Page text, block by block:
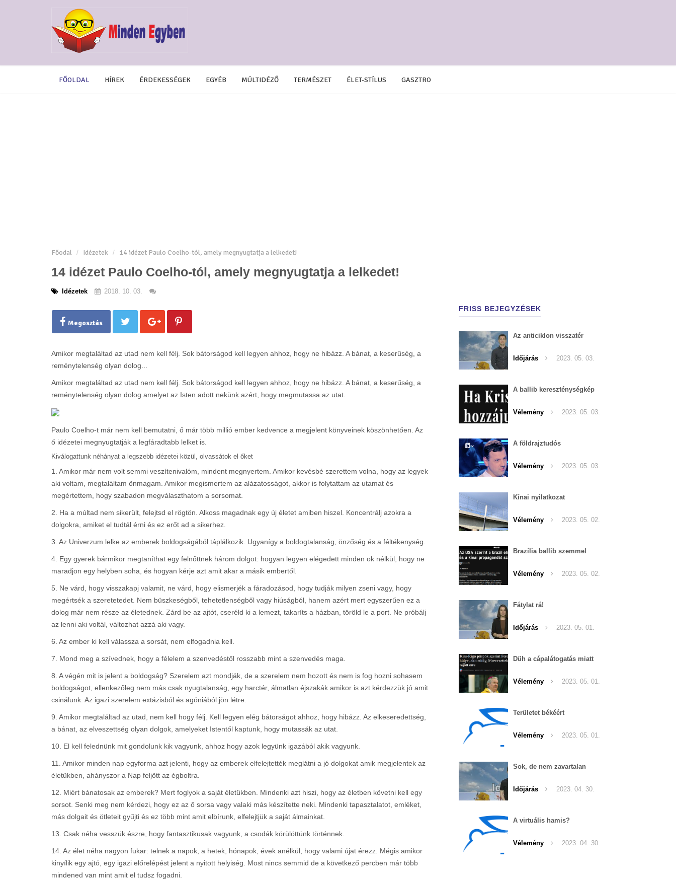
FŐOLDAL HÍREK ÉRDEKESSÉGEK EGYÉB MÚLTIDÉZŐ TERMÉSZET ÉLET-STÍLUS GASZTRO
Főodal Idézetek 14 idézet Paulo Coelho-tól, amely megnyugtatja a lelkedet!
14 idézet Paulo Coelho-tól, amely megnyugtatja a lelkedet!
Idézetek 2018. 10. 03.
Megosztás
Amikor megtaláltad az utad nem kell félj. Sok bátorságod kell legyen ahhoz, hogy ne hibázz. A bánat, a keserűség, a
reménytelenség olyan dolog...
Amikor megtaláltad az utad nem kell félj. Sok bátorságod kell legyen ahhoz, hogy ne hibázz. A bánat, a keserűség, a
reménytelenség olyan dolog amelyet az Isten adott nekünk azért, hogy megmutassa az utat.
Paulo Coelho-t már nem kell bemutatni, ő már több millió ember kedvence a megjelent könyveinek köszönhetően. Az
ő idézetei megnyugtatják a legfáradtabb lelket is.
Kiválogattunk néhányat a legszebb idézetei közül, olvassátok el őket
1. Amikor már nem volt semmi veszítenivalóm, mindent megnyertem. Amikor kevésbé szerettem volna, hogy az legyek
aki voltam, megtaláltam önmagam. Amikor megismertem az alázatosságot, akkor is folytattam az utamat és
megértettem, hogy szabadon megválaszthatom a sorsomat.
2. Ha a múltad nem sikerült, felejtsd el rögtön. Alkoss magadnak egy új életet amiben hiszel. Koncentrálj azokra a
dolgokra, amiket el tudtál érni és ez erőt ad a sikerhez.
3. Az Univerzum lelke az emberek boldogságából táplálkozik. Ugyanígy a boldogtalanság, önzőség és a féltékenység.
4. Egy gyerek bármikor megtaníthat egy felnőttnek három dolgot: hogyan legyen elégedett minden ok nélkül, hogy ne
maradjon egy helyben soha, és hogyan kérje azt amit akar a másik embertől.
5. Ne várd, hogy visszakapj valamit, ne várd, hogy elismerjék a fáradozásod, hogy tudják milyen zseni vagy, hogy
megértsék a szeretetedet. Nem büszkeségből, tehetetlenségből vagy hiúságból, hanem azért mert egyszerűen ez a
dolog már nem része az életednek. Zárd be az ajtót, cseréld ki a lemezt, takaríts a házban, töröld le a port. Ne próbálj
az lenni aki voltál, változhat azzá aki vagy.
6. Az ember ki kell válassza a sorsát, nem elfogadnia kell.
7. Mond meg a szívednek, hogy a félelem a szenvedéstől rosszabb mint a szenvedés maga.
8. A végén mit is jelent a boldogság? Szerelem azt mondják, de a szerelem nem hozott és nem is fog hozni sohasem
boldogságot, ellenkezőleg nem más csak nyugtalanság, egy harctér, álmatlan éjszakák amikor is azt kérdezzük jó amit
csinálunk. Az igazi szerelem extázisból és agóniából jön létre.
9. Amikor megtaláltad az utad, nem kell hogy félj. Kell legyen elég bátorságot ahhoz, hogy hibázz. Az elkeseredettség,
a bánat, az elveszettség olyan dolgok, amelyeket Istentől kaptunk, hogy mutassák az utat.
10. El kell felednünk mit gondolunk kik vagyunk, ahhoz hogy azok legyünk igazából akik vagyunk.
11. Amikor minden nap egyforma azt jelenti, hogy az emberek elfelejtették meglátni a jó dolgokat amik megjelentek az
életükben, ahányszor a Nap feljött az égboltra.
12. Miért bánatosak az emberek? Mert foglyok a saját életükben. Mindenki azt hiszi, hogy az életben követni kell egy
sorsot. Senki meg nem kérdezi, hogy ez az ő sorsa vagy valaki más készítette neki. Mindenki tapasztalatot, emléket,
más dolgait és ötleteit gyűjti és ez több mint amit elbírunk, elfelejtjük a saját álmainkat.
13. Csak néha vesszük észre, hogy fantasztikusak vagyunk, a csodák körülöttünk történnek.
14. Az élet néha nagyon fukar: telnek a napok, a hetek, hónapok, évek anélkül, hogy valami újat érezz. Mégis amikor
kinyílik egy ajtó, egy igazi előrelépést jelent a nyitott helyiség. Most nincs semmid de a következő percben már több
mindened van mint amit el tudsz fogadni.
FRISS BEJEGYZÉSEK
Az anticiklon visszatér
Időjárás 2023. 05. 03.
A ballib kereszténységkép
Vélemény 2023. 05. 03.
A földrajztudós
Vélemény 2023. 05. 03.
Kínai nyilatkozat
Vélemény 2023. 05. 02.
Brazília ballib szemmel
Vélemény 2023. 05. 02.
Fátylat rá!
Időjárás 2023. 05. 01.
Düh a cápalátogatás miatt
Vélemény 2023. 05. 01.
Területet békéért
Vélemény 2023. 05. 01.
Sok, de nem zavartalan
Időjárás 2023. 04. 30.
A virtuális hamis?
Vélemény 2023. 04. 30.